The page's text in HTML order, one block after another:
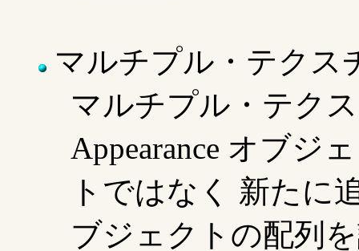
マルチプル・テクス
マルチプル・テク
Appearance オブジ
トではなく 新たに
ブジェクトの配列